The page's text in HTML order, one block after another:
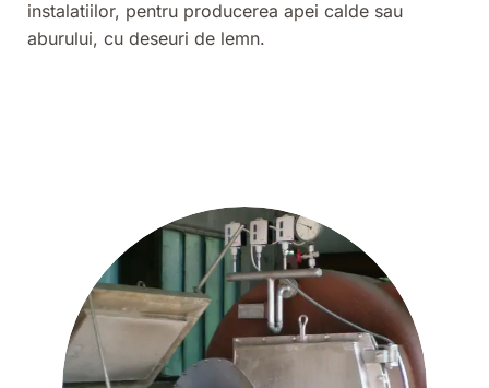
instalatiilor, pentru producerea apei calde sau
aburului, cu deseuri de lemn.